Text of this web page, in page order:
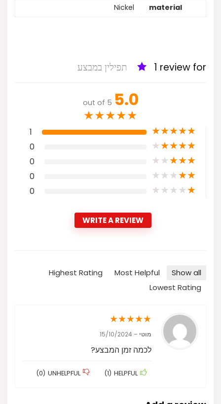
material
Nickel
1 review for תפילין במבצע
5.0
out of 5
★
★
★
★
★
★
★
★
★
★
1
★
★
★
★
★
0
★
★
★
★
★
0
★
★
★
★
★
0
★
★
★
★
★
0
WRITE A REVIEW
Show all
Most Helpful
Highest Rating
Lowest Rating
★
★
★
★
★
מוטי –
15/10/2024
לכמה זמן המבצע?
HELPFUL
(
1
)
UNHELPFUL
(
0
)